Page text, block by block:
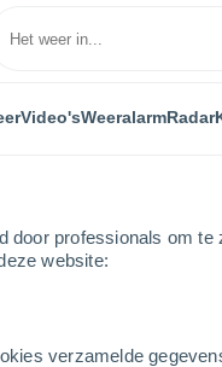
door professionals om
website:
verzamelde
Video'sWeeralarmRadar